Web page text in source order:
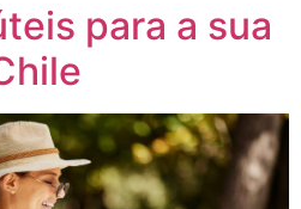
para a sua